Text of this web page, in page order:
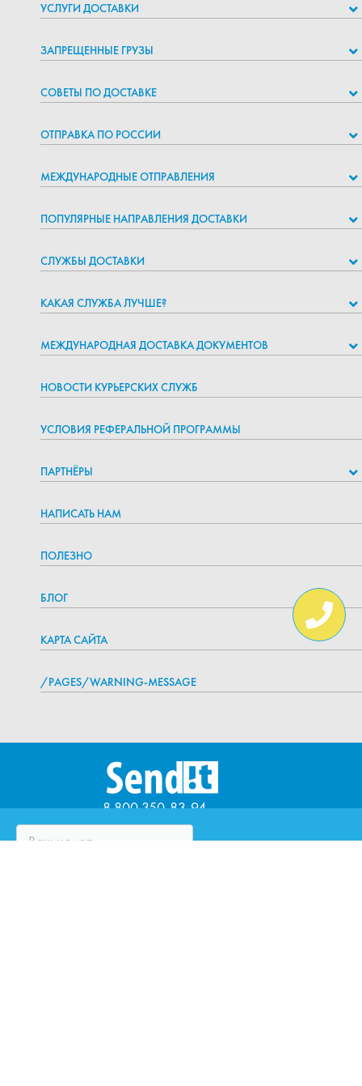
УСЛУГИ ДОСТАВКИ
ЗАПРЕЩЕННЫЕ ГРУЗЫ
СОВЕТЫ ПО ДОСТАВКЕ
ОТПРАВКА ПО РОССИИ
МЕЖДУНАРОДНЫЕ ОТПРАВЛЕНИЯ
ПОПУЛЯРНЫЕ НАПРАВЛЕНИЯ ДОСТАВКИ
СЛУЖБЫ ДОСТАВКИ
КАКАЯ СЛУЖБА ЛУЧШЕ?
МЕЖДУНАРОДНАЯ ДОСТАВКА ДОКУМЕНТОВ
НОВОСТИ КУРЬЕРСКИХ СЛУЖБ
УСЛОВИЯ РЕФЕРАЛЬНОЙ ПРОГРАММЫ
ПАРТНЁРЫ
НАПИСАТЬ НАМ
ПОЛЕЗНО
БЛОГ
КАРТА САЙТА
/PAGES/WARNING-MESSAGE
8 800 350-83-94